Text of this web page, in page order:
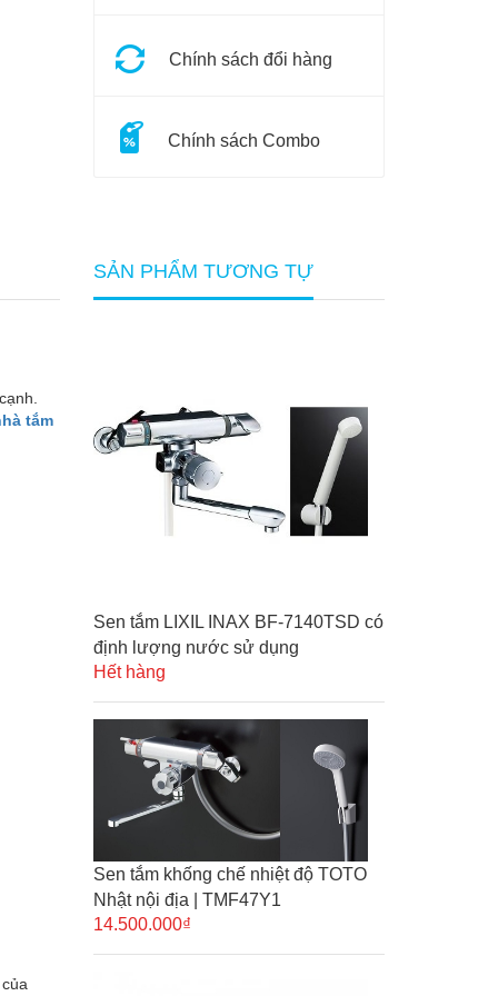
Chính sách đổi hàng
Chính sách Combo
tắm
SẢN PHẨM TƯƠNG TỰ
Sen tắm LIXIL INAX BF-7140TSD có
định lượng nước sử dụng
Hết hàng
Sen tắm khống chế nhiệt độ TOTO
Nhật nội địa | TMF47Y1
14.500.000₫